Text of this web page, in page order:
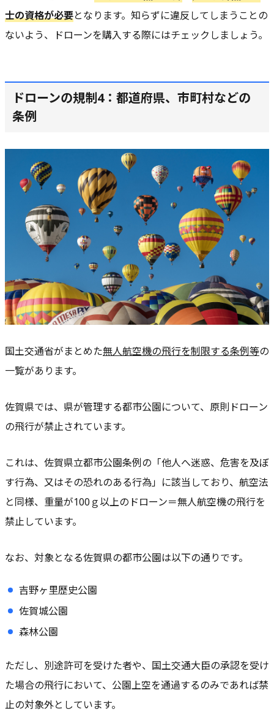
士の資格が必要となります。知らずに違反してしまうことの
ないよう、ドローンを購入する際にはチェックしましょう。
ドローンの規制4：都道府県、市町村などの
条例
国土交通省がまとめた無人航空機の飛行を制限する条例等の
一覧があります。
佐賀県では、県が管理する都市公園について、原則ドローン
の飛行が禁止されています。
これは、佐賀県立都市公園条例の「他人へ迷惑、危害を及ぼ
す行為、又はその恐れのある行為」に該当しており、航空法
と同様、重量が100ｇ以上のドローン＝無人航空機の飛行を
禁止しています。
なお、対象となる佐賀県の都市公園は以下の通りです。
吉野ヶ里歴史公園
佐賀城公園
森林公園
ただし、別途許可を受けた者や、国土交通大臣の承認を受け
た場合の飛行において、公園上空を通過するのみであれば禁
止の対象外としています。